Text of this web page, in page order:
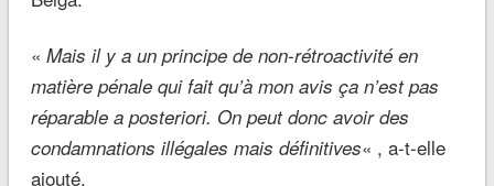
« Mais il y a un principe de non-rétroactivité en
matière pénale qui fait qu’à mon avis ça n’est pas
réparable a posteriori. On peut donc avoir des
condamnations illégales mais définitives« , a-t-elle
ajouté.